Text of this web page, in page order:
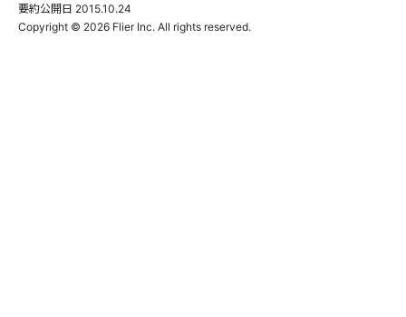
要約公開日 2015.10.24